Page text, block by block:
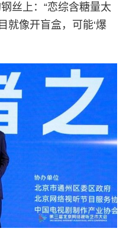
丝上：“恋综含糖量太
像开盲盒，可能‘爆